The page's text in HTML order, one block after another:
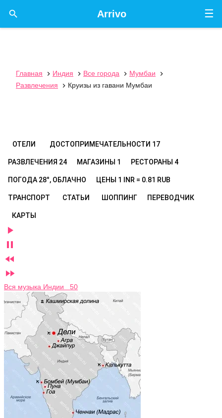
☰
Arrivo

Главная  Индия  Все города  Мумбаи

Развлечения
 Круизы из гавани Мумбаи
ОТЕЛИ ДОСТОПРИМЕЧАТЕЛЬНОСТИ 17
РАЗВЛЕЧЕНИЯ 24 МАГАЗИНЫ 1 РЕСТОРАНЫ 4
ПОГОДА 28°, ОБЛАЧНО ЦЕНЫ 1 INR = 0.81 RUB
ТРАНСПОРТ СТАТЬИ ШОППИНГ ПЕРЕВОДЧИК
КАРТЫ




Вся музыка Индии 50